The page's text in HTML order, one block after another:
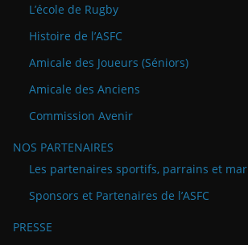
L’école de Rugby
Histoire de l’ASFC
Amicale des Joueurs (Séniors)
Amicale des Anciens
Commission Avenir
NOS PARTENAIRES
Les partenaires sportifs, parrains et
Sponsors et Partenaires de l’ASFC
PRESSE